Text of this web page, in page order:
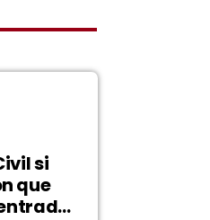
si
que